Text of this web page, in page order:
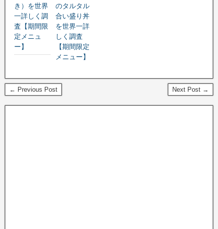
き）を世界
一詳しく調
査【期間限
定メニュ
ー】
のタルタル
合い盛り丼
を世界一詳
しく調査
【期間限定
メニュー】
← Previous Post Next Post →